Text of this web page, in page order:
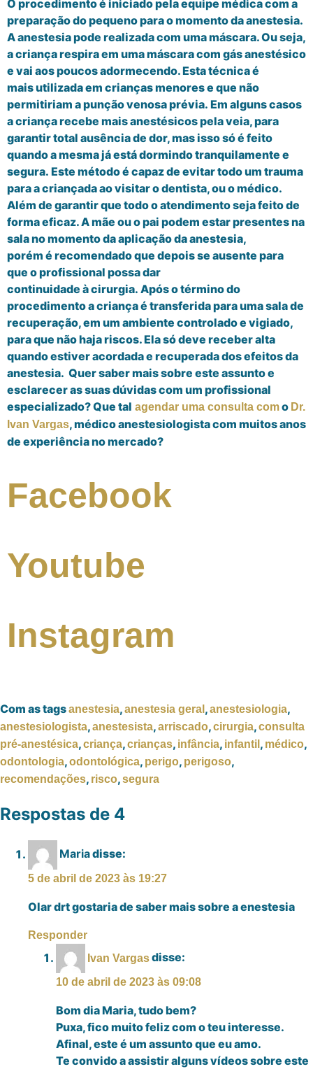
O procedimentoé iniciado pela equipe médica com a
preparação do pequeno para o momento da anestesia.
Aanestesiapode realizada com uma máscara. Ou seja,
a criança respira em uma máscara com gásanestésico
e vai aos poucos adormecendo. Esta técnica é
maisutilizada em crianças menores e que não
permitiriam a punção venosa prévia. Em alguns casos
a criança recebe mais anestésicos pela veia, para
garantir total ausência de dor, mas isso só é feito
quando a mesma já estádormindo tranquilamente e
segura. Este métodoé capaz de evitar todo um trauma
para a criançada ao visitar o dentista, ou o médico.
Além de garantir que todo o atendimento seja feito de
forma eficaz. A mãe ou o pai podem estar presentesna
sala no momento da aplicação da anestesia,
porém é recomendado que depois se ausente para
que o profissional possa dar
continuidade àcirurgia. Após o término do
procedimento a criançaé transferidapara uma sala de
recuperação, em um ambiente controlado e vigiado,
para que não haja riscos. Ela só deve receber alta
quando estiver acordada e recuperada dos efeitos da
anestesia. Quer saber mais sobre este assunto e
esclarecer as suas dúvidas com um profissional
especializado? Que tal agendar uma consulta como Dr.
Ivan Vargas, médico anestesiologista com muitos anos
de experiência no mercado?
Facebook
Youtube
Instagram
Com as tagsanestesia,anestesia geral ,anestesiologia,
anestesiologista,anestesista,arriscado,cirurgia,consulta
pré-anestésica,criança,crianças, infância, infantil , médico,
odontologia,odontológica, perigo, perigoso,
recomendações, risco,segura
Respostas de 4
Mariadisse:
5 de abril de 2023 às 19:27
Olar drt gostaria de saber mais sobre a enestesia
Responder
Ivan Vargasdisse:
10 de abril de 2023 às 09:08
Bom dia Maria, tudo bem?
Puxa, fico muito feliz com o teu interesse.
Afinal, este é um assunto que eu amo.
Te convido a assistir alguns vídeos sobre este